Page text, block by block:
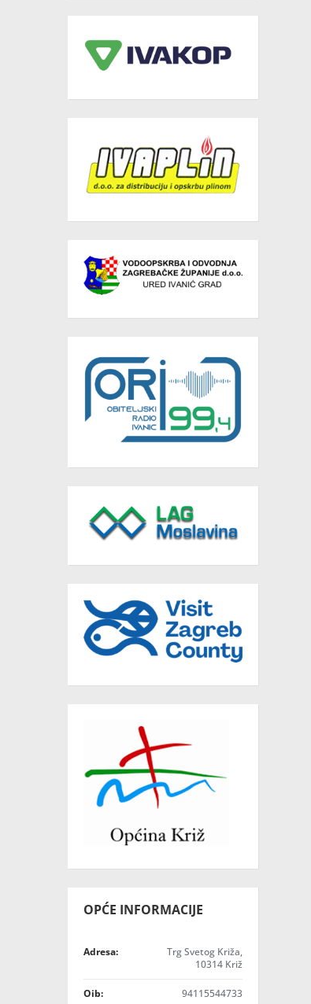
OPĆE INFORMACIJE
Adresa:
Trg Svetog Križa,
10314 Križ
Oib: 94115544733